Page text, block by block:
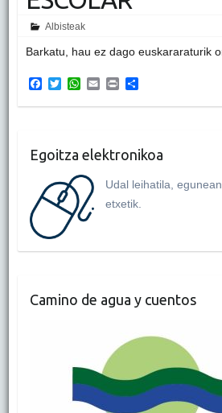
Albisteak
Barkatu, hau ez dago euskararaturik
F
c
o
T
i
e
r
W
a
p
p
E
a
P
i
S
a
Egoitza elektronikoa
Udal leihatila,
etxetik.
Camino de agua y cuentos